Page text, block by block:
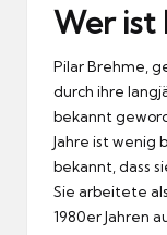
Wer ist
Pilar Brehme,
durch ihre
bekannt
Jahre ist wenig
bekannt, dass
Sie arbeitete
1980er Jahren